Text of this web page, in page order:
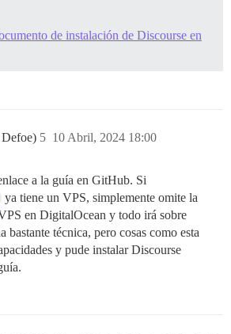
de instalación de Discourse en
10 Abril, 2024 18:00
5
a la guía en GitHub. Si
ya tiene un VPS, simplemente omite la
en DigitalOcean y todo irá sobre
bastante técnica, pero cosas como esta
y pude instalar Discourse